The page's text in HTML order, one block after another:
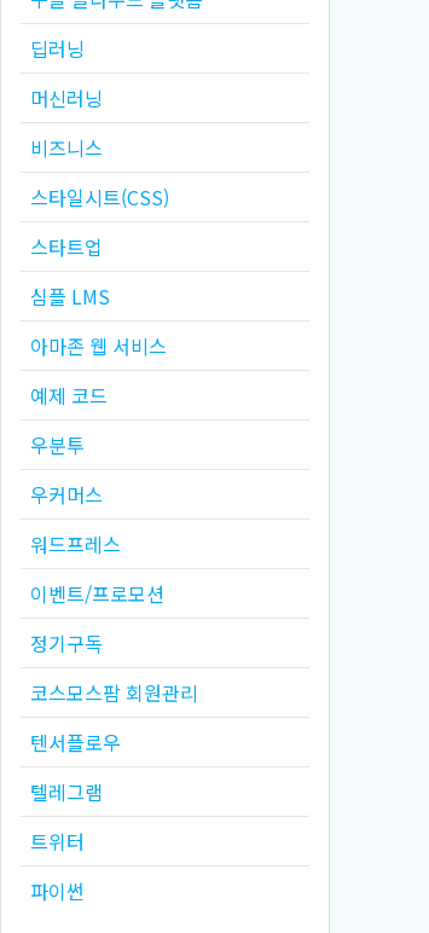
딥러닝
머신러닝
비즈니스
스타일시트(CSS)
스타트업
심플 LMS
아마존 웹 서비스
예제 코드
우분투
우커머스
워드프레스
이벤트/프로모션
정기구독
코스모스팜 회원관리
텐서플로우
텔레그램
트위터
파이썬